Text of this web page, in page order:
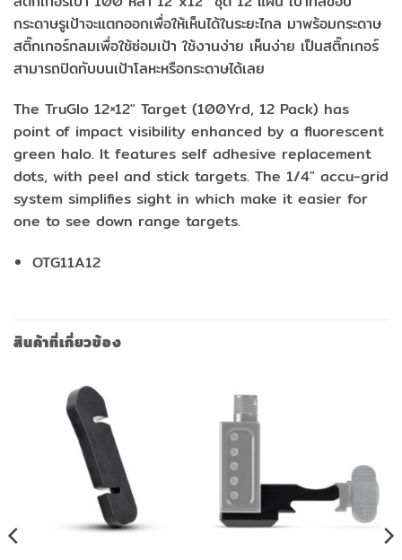
กระดาษรูเป้าจะแตกออกเพื่อให้เห็นได้ในระยะไกล มาพร้อมกระดาษ
สติ๊กเกอร์กลมเพื่อใช้ซ่อมเป้า ใช้งานง่าย เห็นง่าย เป็นสติ๊กเกอร์
สามารถปิดทับบนเป้าโลหะหรือกระดาษได้เลย
The TruGlo 12×12″ Target (100Yrd, 12 Pack) has
point of impact visibility enhanced by a fluorescent
green halo. It features self adhesive replacement
dots, with peel and stick targets. The 1/4″ accu-grid
system simplifies sight in which make it easier for
one to see down range targets.
OTG11A12
สินค้าที่เกี่ยวข้อง